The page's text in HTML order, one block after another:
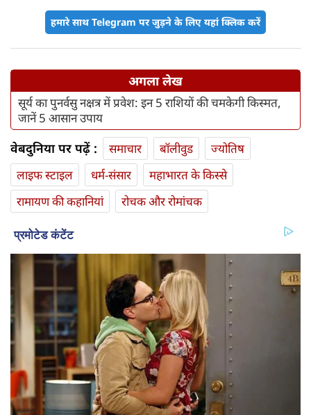
हमारे साथ Telegram पर जुड़ने के लिए यहां क्लिक करें
अगला लेख
सूर्य का पुनर्वसु नक्षत्र में प्रवेश: इन 5 राशियों की चमकेगी किस्मत,
जानें 5 आसान उपाय
वेबदुनिया पर पढ़ें : समाचार बॉलीवुड
ज्योतिष
लाइफ स्‍टाइल
धर्म-संसार
महाभारत के किस्से
रामायण की कहानियां
रोचक और रोमांचक